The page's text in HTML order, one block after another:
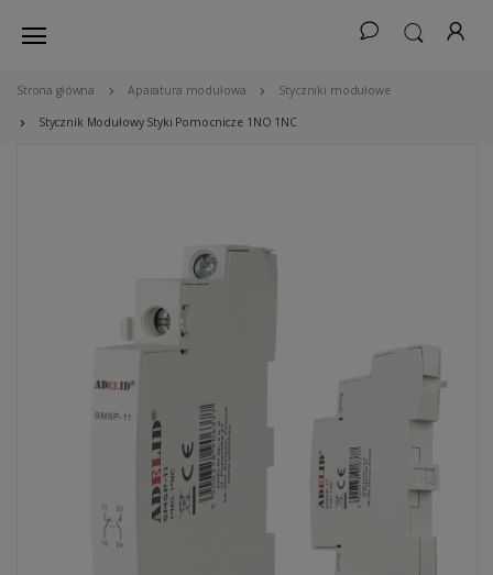
Strona główna Aparatura modułowa Styczniki modułowe
Stycznik Modułowy Styki Pomocnicze 1NO 1NC